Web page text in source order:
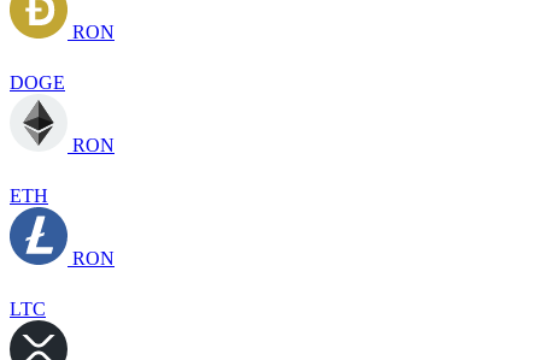
RON
DOGE
RON
ETH
RON
LTC